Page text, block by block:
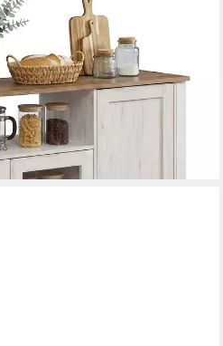
für Wohnzimmer, Esszimmer,
Landhausstil,